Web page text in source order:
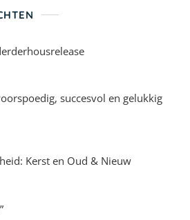
succesvol en gelukkig
Kerst en Oud & Nieuw